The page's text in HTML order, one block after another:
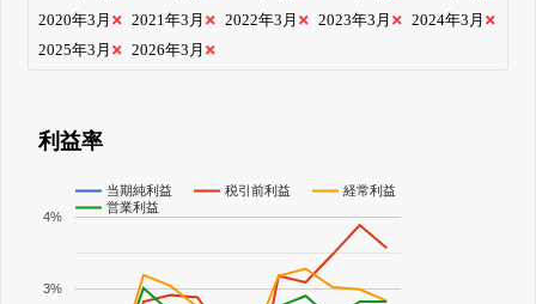
2020年3月
2021年3月 2022年3月 2023年3月
2024年3月
2025年3月
2026年3月
利益率
当期純利益 税引前利益
経常利益
営業利益
3%
4%